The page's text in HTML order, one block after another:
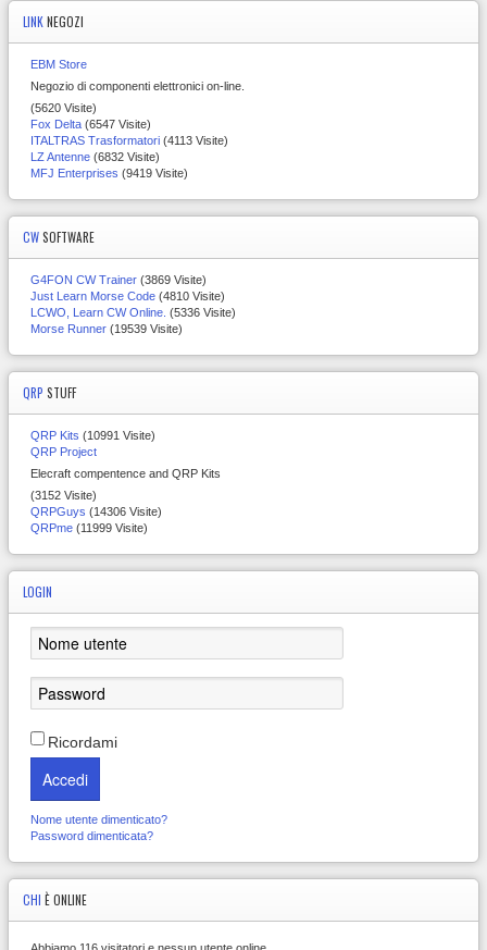
LINKNEGOZI
EBM Store
Negozio di componenti elettronici on-line.
(5620 Visite)
Fox Delta (6547 Visite)
ITALTRAS Trasformatori (4113 Visite)
LZ Antenne (6832 Visite)
MFJ Enterprises (9419 Visite)
CWSOFTWARE
G4FON CW Trainer (3869 Visite)
Just Learn Morse Code (4810 Visite)
LCWO, Learn CW Online. (5336 Visite)
Morse Runner (19539 Visite)
QRP STUFF
QRP Kits (10991 Visite)
QRP Project
Elecraft compentence and QRP Kits
(3152 Visite)
QRPGuys (14306 Visite)
QRPme (11999 Visite)
LOGIN
Ricordami
Accedi
Nome utente dimenticato?
Password dimenticata?
CHI È ONLINE